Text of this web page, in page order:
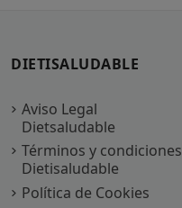
DIETISALUDABLE
Aviso Legal
Dietsaludable
Términos y condiciones
Dietisaludable
Política de Cookies